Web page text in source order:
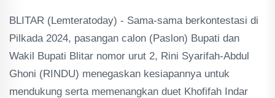
BLITAR (Lemteratoday) - Sama-sama berkontestasi di
Pilkada 2024, pasangan calon (Paslon) Bupati dan
Wakil Bupati Blitar nomor urut 2, Rini Syarifah-Abdul
Ghoni (RINDU) menegaskan kesiapannya untuk
mendukung serta memenangkan duet Khofifah Indar